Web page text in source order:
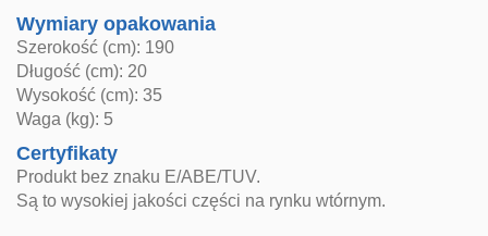
Wymiary opakowania
Szerokość (cm): 190
Długość (cm): 20
Wysokość (cm): 35
Waga (kg): 5
Certyfikaty
Produkt bez znaku E/ABE/TUV.
Są to wysokiej jakości części na rynku wtórnym.